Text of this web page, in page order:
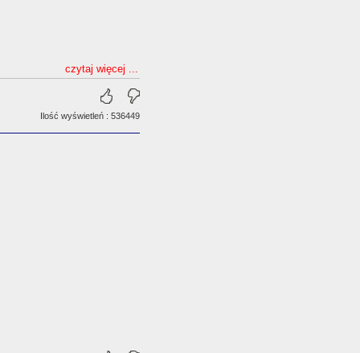
czytaj więcej ...
Ilość wyświetleń : 536449